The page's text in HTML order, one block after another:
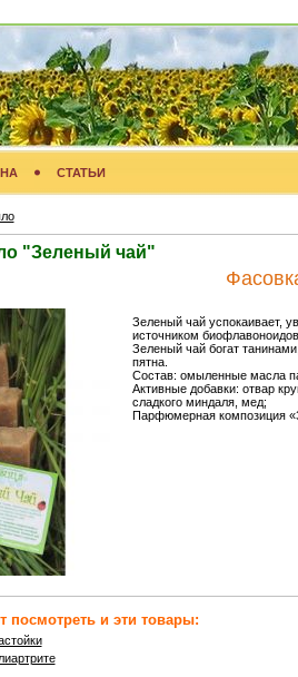
СТАТЬИ
"Зеленый чай"
Зеленый чай успокаивает,
источником
Зеленый чай богат
пятна.
Состав: омыленные масла
Активные добавки: отвар
сладкого миндаля, мед;
Парфюмерная композиция
посмотреть и эти товары: